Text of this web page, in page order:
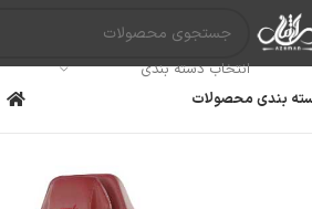
انتخاب دسته بندی
بندی محصولات